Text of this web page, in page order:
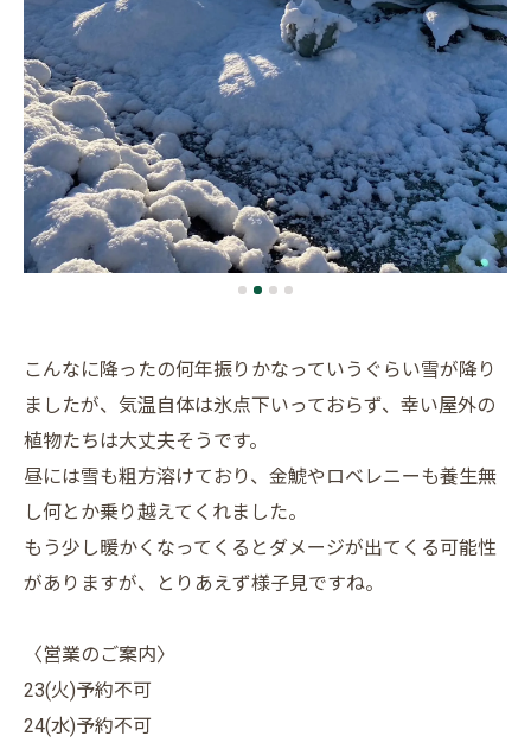
こんなに降ったの何年振りかなっていうぐらい雪が降り
ましたが、気温自体は氷点下いっておらず、幸い屋外の
植物たちは大丈夫そうです。
昼には雪も粗方溶けており、金鯱やロベレニーも養生無
し何とか乗り越えてくれました。
もう少し暖かくなってくるとダメージが出てくる可能性
がありますが、とりあえず様子見ですね。
〈営業のご案内〉
23(火)予約不可
24(水)予約不可